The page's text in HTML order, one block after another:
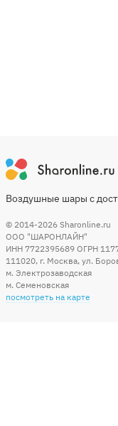
Воздушные шары с
© 2014-2026 Sharonline.ru
ООО "ШАРОНЛАЙН"
ИНН 7722395689 ОГРН
111020, г. Москва, ул.
м. Электрозаводская
м. Семеновская
посмотреть на карте